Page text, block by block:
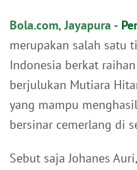
Bola.com, Jayapura -
merupakan salah satu
Indonesia berkat
berjulukan Mutiara
yang mampu
bersinar cemerlang di
Sebut saja Johanes